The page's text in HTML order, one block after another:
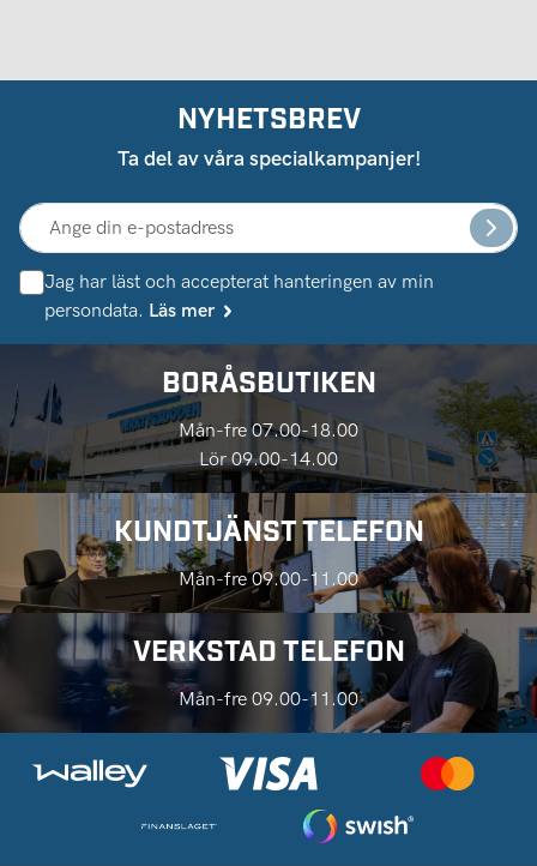
NYHETSBREV
Ta del av våra specialkampanjer!
Jag har läst och accepterat hanteringen av min
persondata. Läs mer
BORÅSBUTIKEN
Mån-fre 07.00-18.00
Lör 09.00-14.00
KUNDTJÄNST TELEFON
Mån-fre 09.00-11.00
VERKSTAD TELEFON
Mån-fre 09.00-11.00